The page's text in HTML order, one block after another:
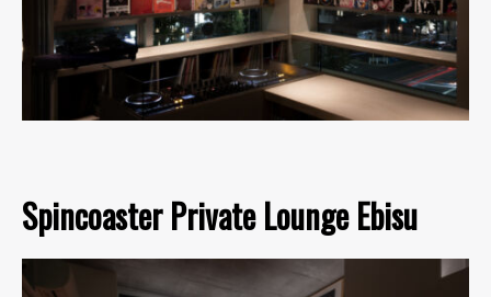
Spincoaster Private Lounge Ebisu